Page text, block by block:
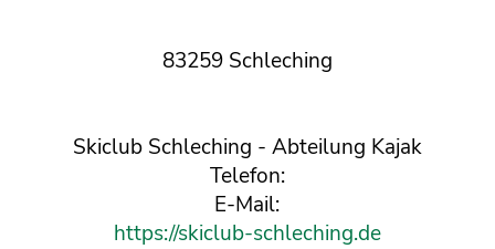
83259 Schleching
Skiclub Schleching - Abteilung Kajak
Telefon:
E-Mail:
https://skiclub-schleching.de